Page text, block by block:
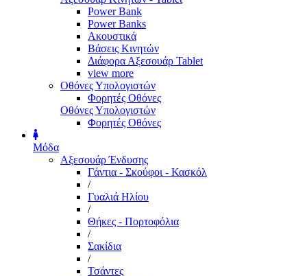
Power Bank
Power Banks
Ακουστικά
Βάσεις Κινητών
Διάφορα Αξεσουάρ Tablet
view more
Οθόνες Υπολογιστών
Φορητές Οθόνες
Οθόνες Υπολογιστών
Φορητές Οθόνες
Μόδα
Αξεσουάρ Ένδυσης
Γάντια - Σκούφοι - Κασκόλ
/
Γυαλιά Ηλίου
/
Θήκες - Πορτοφόλια
/
Σακίδια
/
Τσάντες